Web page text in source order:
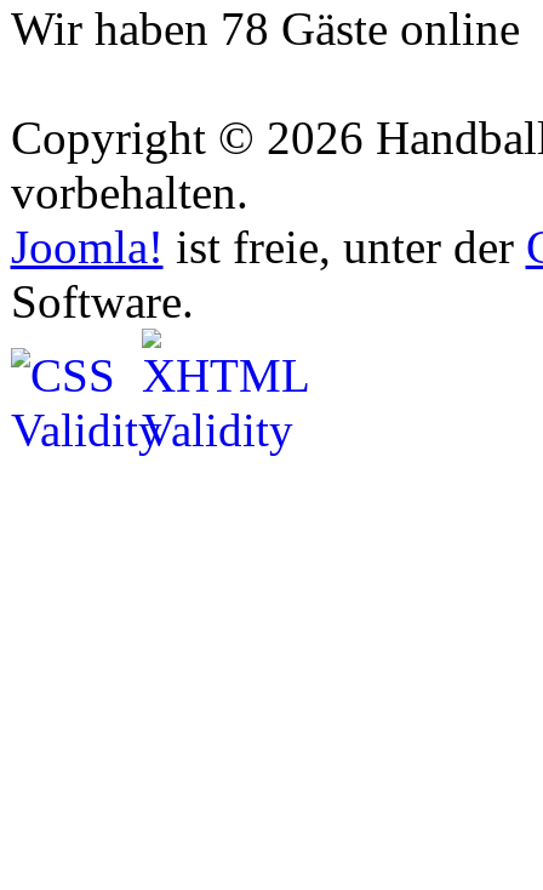
Wir haben 78 Gäste online
Copyright © 2026
vorbehalten.
Joomla! ist freie, unter der
Software.